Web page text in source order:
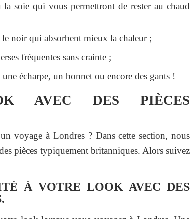
soie qui vous permettront de rester au chaud
noir qui absorbent mieux la chaleur ;
fréquentes sans crainte ;
écharpe, un bonnet ou encore des gants !
AVEC DES PIÈCES
voyage à Londres ? Dans cette section, nous
pièces typiquement britanniques. Alors suivez
À VOTRE LOOK AVEC DES